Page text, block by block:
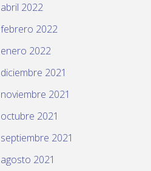
abril 2022
febrero 2022
enero 2022
diciembre 2021
noviembre 2021
octubre 2021
septiembre 2021
agosto 2021